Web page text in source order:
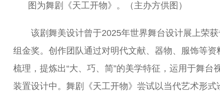
图为舞剧《天工开物》。（主办方供图）
该剧舞美设计曾于2025年世界舞台设计展上荣获
组金奖。创作团队通过对明代文献、器物、服饰等资
梳理，提炼出“大、巧、简”的美学特征，运用于舞台
装置设计中。舞剧《天工开物》尝试以当代艺术形式